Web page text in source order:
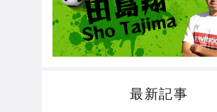
最新記事